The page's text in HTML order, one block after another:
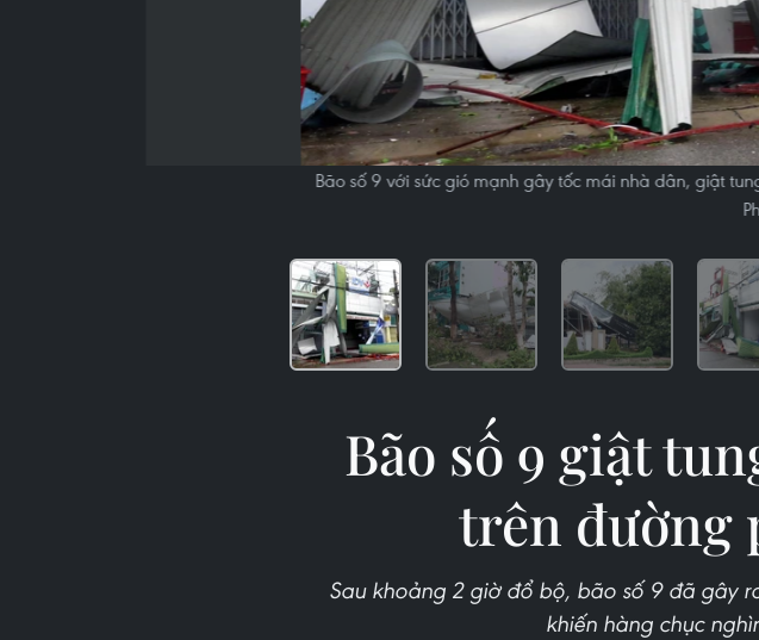
Bão số 9 với sức gió mạnh gây tốc mái nhà dân, giật
Bão số 9 giật
trên đường
Sau khoảng 2 giờ đổ bộ, bão số 9 đã gây
khiến hàng chục